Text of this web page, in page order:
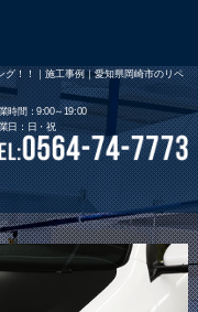
！！｜施工事例｜愛知県岡崎市のリペ
時間：9:00～19:00
日：日・祝